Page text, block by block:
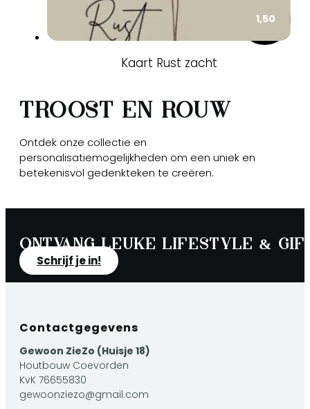
1,50
Kaart Rust zacht
Troost en rouw
Ontdek onze collectie en
personalisatiemogelijkheden om een uniek en
betekenisvol gedenkteken te creëren.
Ontvang leuke lifestyle &
Schrijf je in!
Contactgegevens
Gewoon ZieZo (Huisje 18)
Houtbouw Coevorden
KvK 76655830
gewoonziezo@gmail.com